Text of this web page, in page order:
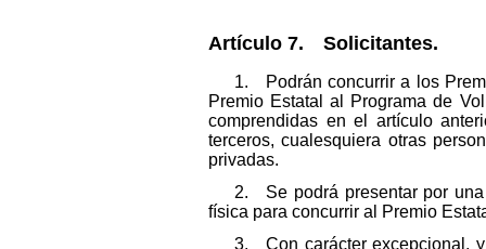
Artículo 7. Solicitantes.
1. Podrán concurrir a los
Premio Estatal al Programa de
comprendidas en el artículo
terceros, cualesquiera otras
privadas.
2. Se podrá presentar por
física para concurrir al Premio
3. Con carácter excepcional,